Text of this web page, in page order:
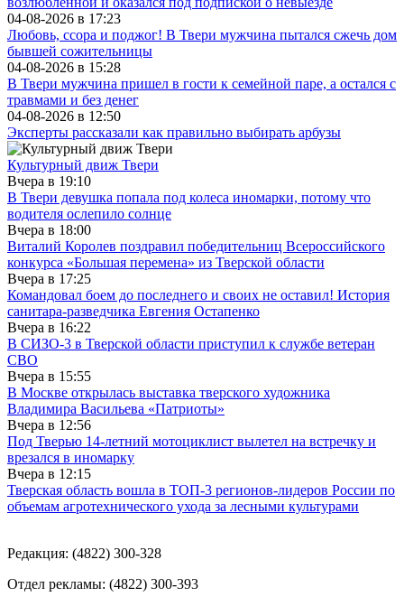
04-08-2026 в 17:23
Любовь, ссора и поджог! В Твери мужчина пытался сжечь дом
бывшей сожительницы
04-08-2026 в 15:28
В Твери мужчина пришел в гости к семейной паре, а остался с
травмами и без денег
04-08-2026 в 12:50
Эксперты рассказали как правильно выбирать арбузы
Культурный движ Твери
Вчера в 19:10
В Твери девушка попала под колеса иномарки, потому что
водителя ослепило солнце
Вчера в 18:00
Виталий Королев поздравил победительниц Всероссийского
конкурса «Большая перемена» из Тверской области
Вчера в 17:25
Командовал боем до последнего и своих не оставил! История
санитара-разведчика Евгения Остапенко
Вчера в 16:22
В СИЗО-3 в Тверской области приступил к службе ветеран
СВО
Вчера в 15:55
В Москве открылась выставка тверского художника
Владимира Васильева «Патриоты»
Вчера в 12:56
Под Тверью 14-летний мотоциклист вылетел на встречку и
врезался в иномарку
Вчера в 12:15
Тверская область вошла в ТОП-3 регионов-лидеров России по
объемам агротехнического ухода за лесными культурами
Редакция: (4822) 300-328
Отдел рекламы: (4822) 300-393